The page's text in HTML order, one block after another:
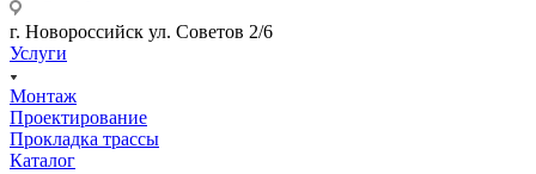
г. Новороссийск ул. Советов 2/6
Услуги
Монтаж
Проектирование
Прокладка трассы
Каталог